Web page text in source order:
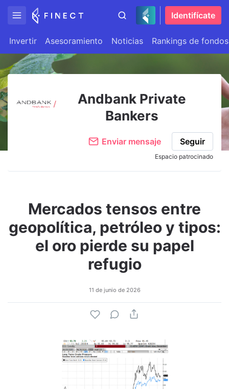
Identifícate
Invertir Asesoramiento Noticias Rankings de fondos
Andbank Private
Bankers
Enviar mensaje Seguir
Espacio patrocinado
Mercados tensos entre
geopolítica, petróleo y tipos:
el oro pierde su papel
refugio
11 de junio de 2026